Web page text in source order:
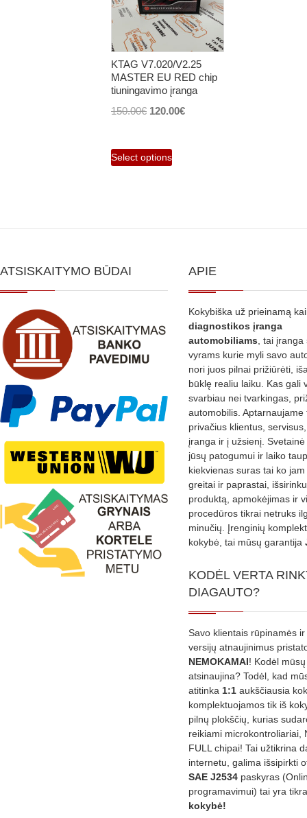
KTAG V7.020/V2.25
MASTER EU RED chip
tiuningavimo įranga
150.00€ Original
was:
150.00€.
120.00€Current
Select options
ATSISKAITYMO BŪDAI APIE
Kokybiška už prieinamą
diagnostikos įranga
automobiliams , tai
vyrams kurie myli savo
nori juos pilnai prižiūrėti,
būklę realiu laiku. Kas gali
svarbiau nei tvarkingas,
automobilis. Aptarnaujame
privačius klientus,
įranga ir į užsienį.
jūsų patogumui ir laiko
kiekvienas suras tai ko
greitai ir paprastai,
produktą, apmokėjimas ir
procedūros tikrai netruks
minučių. Įrenginių
kokybė, tai mūsų garantija
KODĖL VERTA
DIAGAUTO?
Savo klientais rūpinamės
versijų atnaujinimus
NEMOKAMAI! Kodėl
atsinaujina? Todėl, kad
atitinka 1:1 aukščiausia
komplektuojamos tik iš
pilnų plokščių, kurias
reikiami microkontroliariai,
FULL chipai! Tai užtikrina
internetu, galima išsipirkti
SAE J2534 paskyras
programavimui) tai yra
kokybė!